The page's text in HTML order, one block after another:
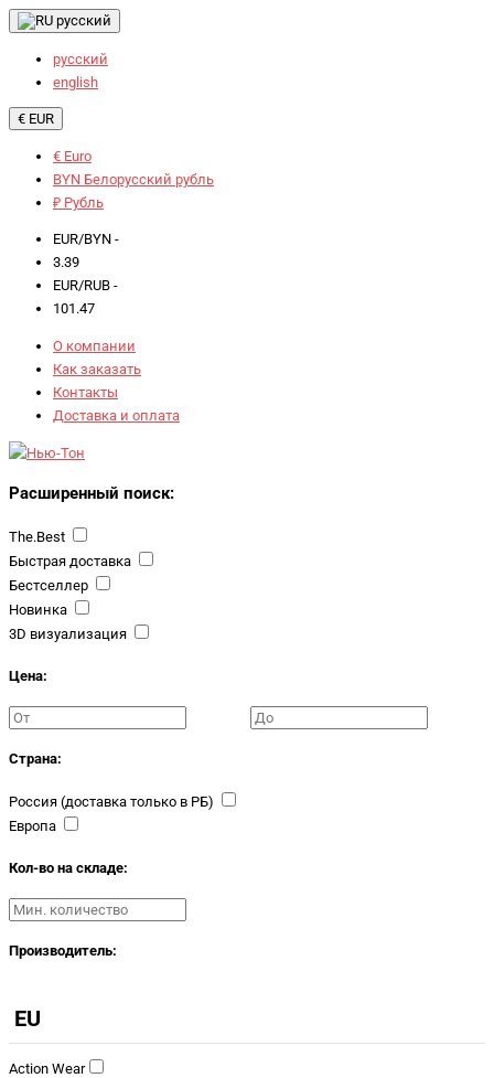
русский
русский
english
€ EUR
€ Euro
BYN Белорусский рубль
₽ Рубль
EUR/BYN -
3.39
EUR/RUB -
101.47
О компании
Как заказать
Контакты
Доставка и оплата
Расширенный поиск:
The.Best
Быстрая доставка
Бестселлер
Новинка
3D визуализация
Цена:
Страна:
Россия (доставка только в РБ)
Европа
Кол-во на складе:
Производитель:
EU
Action Wear